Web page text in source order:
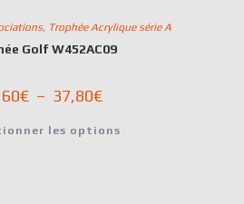
, Trophée Acrylique série A
Golf W452AC09
€ – 37,80€
les options